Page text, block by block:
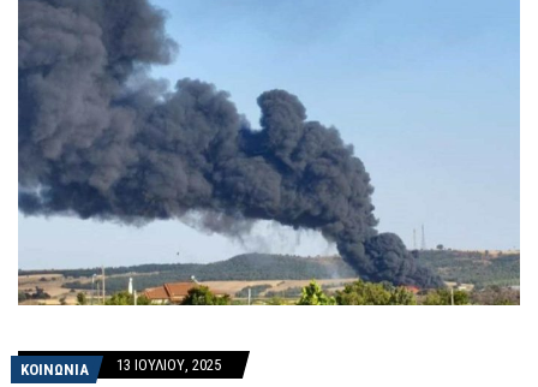
ΚΟΙΝΩΝΙΑ 13 ΙΟΥΛΊΟΥ, 2025